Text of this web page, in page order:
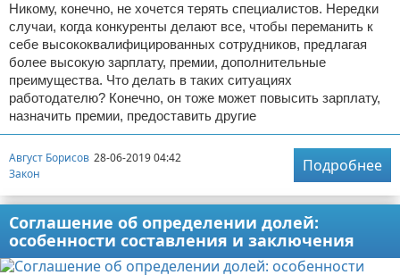
Никому, конечно, не хочется терять специалистов. Нередки
случаи, когда конкуренты делают все, чтобы переманить к
себе высококвалифицированных сотрудников, предлагая
более высокую зарплату, премии, дополнительные
преимущества. Что делать в таких ситуациях
работодателю? Конечно, он тоже может повысить зарплату,
назначить премии, предоставить другие
Август Борисов 28-06-2019 04:42
Закон
Подробнее
Соглашение об определении долей:
особенности составления и заключения